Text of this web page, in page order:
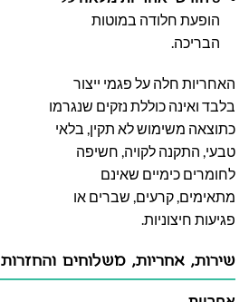
הופעת חלודה במוטות
הבריכה.
האחריות חלה על פגמי ייצור
בלבד ואינה כוללת נזקים שנגרמו
כתוצאה משימוש לא תקין, בלאי
טבעי, התקנה לקויה, חשיפה
לחומרים כימיים שאינם
מתאימים, קרעים, שברים או
פגיעות חיצוניות.
שירות, אחריות, משלוחים והחזרות